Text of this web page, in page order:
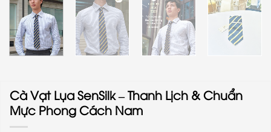
Cà Vạt Lụa SenSilk – Thanh Lịch & Chuẩn
Mực Phong Cách Nam